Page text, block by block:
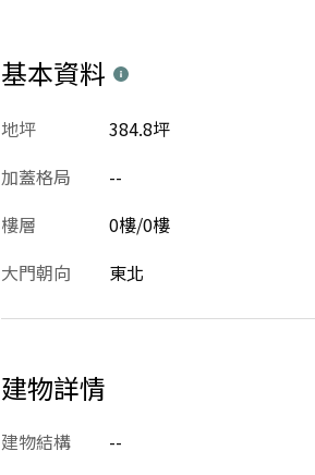
基本資料
地坪 384.8坪
加蓋格局
--
樓層
0樓/0樓
大門朝向
東北
建物詳情
建物結構 --